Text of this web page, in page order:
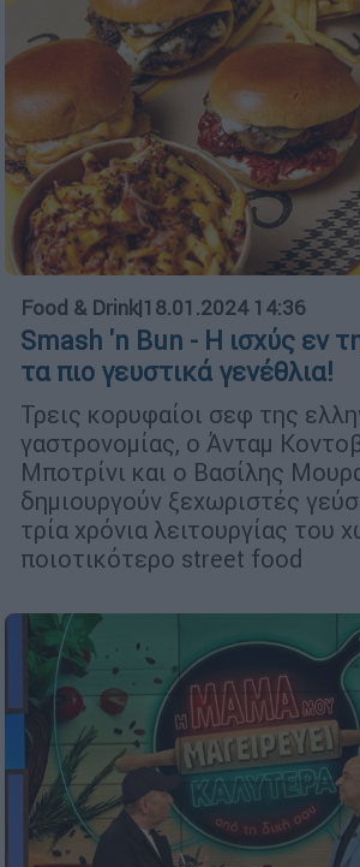
Food & Drink|18.01.2024 14:36
Smash 'n Bun - Η ισχύς εν
τα πιο γευστικά γενέθλια!
Τρεις κορυφαίοι σεφ της
γαστρονομίας, ο Άνταμ
Μποτρίνι και ο Βασίλης
δημιουργούν ξεχωριστές
τρία χρόνια λειτουργίας του
ποιοτικότερο street food